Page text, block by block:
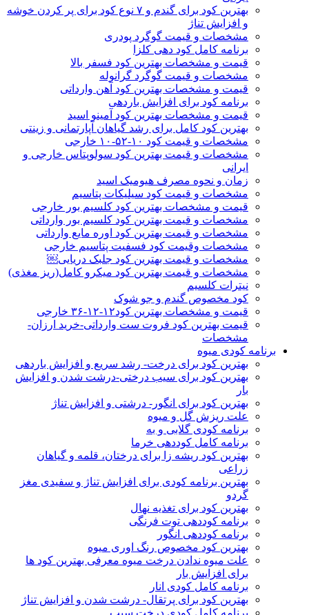
بهترین کود برای گندم و ۷ نوع کود برای پر کردن خوشه
و افزایش تناژ
مشخصات و قیمت گوگرد پودری
برنامه کامل کود دهی کلزا
قیمت و مشخصات بهترین کود فسفر بالا
مشخصات و قیمت گوگرد گرانوله
قیمت و مشخصات بهترین کود آهن وارداتی
برنامه کود برای افزایش باردهی
قیمت و مشخصات بهترین کود آمینو اسید
بهترین کود کامل برای رشد گیاهان آپارتمانی و زینتی
مشخصات و قیمت کود ۱۰-۵۲-۱۰ خارجی
مشخصات و قیمت بهترین کود سولوپتاس خارجی و
ایرانی
زمان و نحوه مصرف هیومیک اسید
مشخصات و قیمت کود سیلیکات پتاسیم
قیمت و مشخصات بهترین کود کلسیم بور خارجی
مشخصات و قیمت بهترین کود کلسیم بور وارداتی
مشخصات و قیمت بهترین کود اوره مایع وارداتی
مشخصات وقیمت کود فسفیت پتاسیم خارجی
مشخصات و قیمت بهترین کود جلبک دریایی￼
مشخصات و قیمت بهترین کود میکرو کامل(ریز مغذی)
نیترات کلسیم
کود مخصوص گندم و جو شوک
قیمت و مشخصات بهترین کود۱۲-۱۲-۳۶ خارجی
قیمت بهترین کود فروت ست وارداتی-خرید ارزان-
مشخصات
برنامه کودی میوه
بهترین کود برای درخت- رشد سریع و افزایش باردهی
بهترین کود برای سیب درختی-درشت شدن و افزایش
بار
بهترین کود برای انگور- درشتی و افزایش تناژ
علت ریزش گل و میوه
برنامه کودی گلابی و به
برنامه کامل کوددهی خرما
بهترین کود ریشه زا برای درختان، قلمه و گیاهان
زراعی
بهترین برنامه کودی برای افزایش تناژ و سفیدی مغز
گردو
بهترین کود برای تغذیه نهال
برنامه کوددهی توت فرنگی
برنامه کوددهی انگور
بهترین کود مخصوص رنگ اوری میوه
علت میوه ندادن درخت میوه معرفی بهترین کود ها
برای افزایش بار
برنامه کامل کودی انار
بهترین کود برای پرتقال- درشت شدن و افزایش تناژ
برنامه کامل کودی درخت سیب